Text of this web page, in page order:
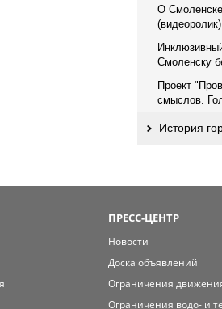
О
(видеоролик)
Смоленску
Проект
смыслов.
История
ПРЕСС-ЦЕНТР
Новости
Доска объявлений
Ограничения
Ограничения водо- и